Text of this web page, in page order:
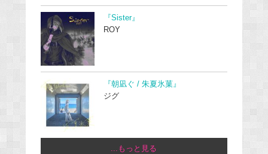
『Sister』
ROY
『朝凪ぐ / 朱夏氷菓』
ジグ
...もっと見る